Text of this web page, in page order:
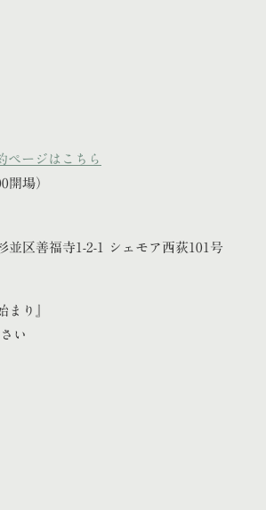
ページはこちら
開場）
区善福寺1-2-1 シェモア西荻101号
まり』
い